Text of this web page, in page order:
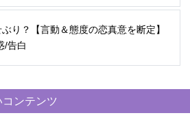
り？【言動＆態度の恋真意を断定】
/告白
ンテンツ